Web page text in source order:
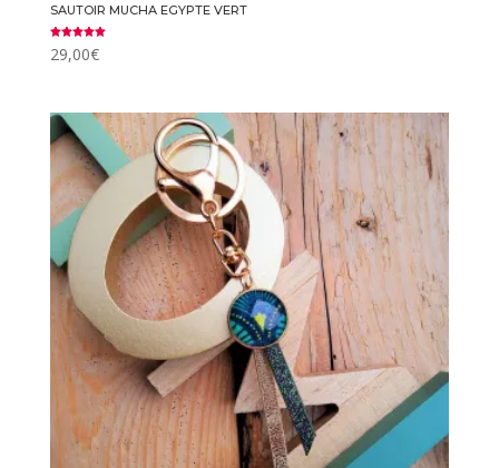
SAUTOIR MUCHA EGYPTE VERT
Note
5.00
29,00€